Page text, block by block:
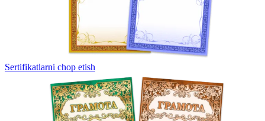
Sertifikatlarni chop etish